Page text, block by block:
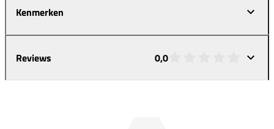
Kenmerken
Reviews 0,0